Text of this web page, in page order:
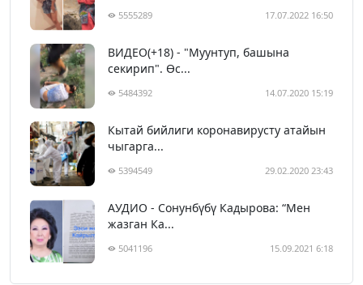
5555289 17.07.2022 16:50
ВИДЕО(+18) - "Муунтуп, башына
секирип". Өс...
5484392 14.07.2020 15:19
Кытай бийлиги коронавирусту атайын
чыгарга...
5394549 29.02.2020 23:43
АУДИО - Сонунбүбү Кадырова: “Мен
жазган Ка...
5041196 15.09.2021 6:18